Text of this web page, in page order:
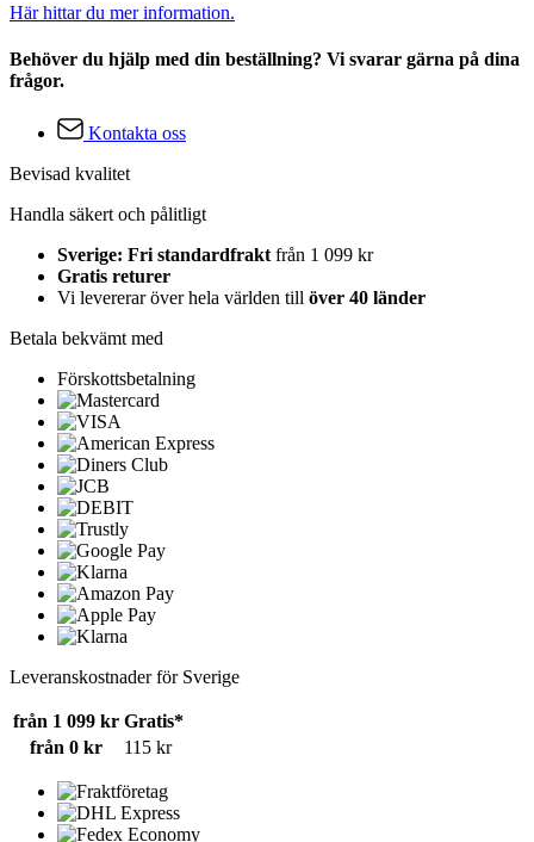
Här hittar du mer information.
Behöver du hjälp med din beställning? Vi svarar gärna på dina
frågor.
Kontakta oss
Bevisad kvalitet
Handla säkert och pålitligt
Sverige: Fri standardfrakt från 1 099 kr
Gratis returer
Vi levererar över hela världen till över 40 länder
Betala bekvämt med
Förskottsbetalning
Leveranskostnader för Sverige
från 1 099 kr Gratis*
från 0 kr
115 kr